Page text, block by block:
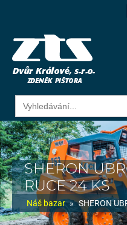
Search
for:
SHERON
RUCE 24 KS
Náš bazar » SHERON